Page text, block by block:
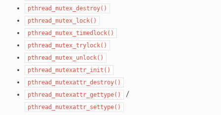
pthread_mutex_destroy()
pthread_mutex_lock()
pthread_mutex_timedlock()
pthread_mutex_trylock()
pthread_mutex_unlock()
pthread_mutexattr_init()
pthread_mutexattr_destroy()
pthread_mutexattr_gettype()
/
pthread_mutexattr_settype()